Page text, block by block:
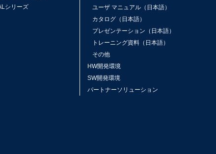
シリーズ
ユーザ マニュアル（日本語）
カタログ（日本語）
プレゼンテーション（日本語）
トレーニング資料（日本語）
その他
HW開発環境
SW開発環境
パートナーソリューション